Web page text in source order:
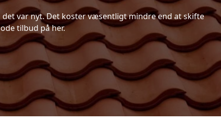
var nyt. Det koster væsentligt mindre end at skifte
tilbud på her.